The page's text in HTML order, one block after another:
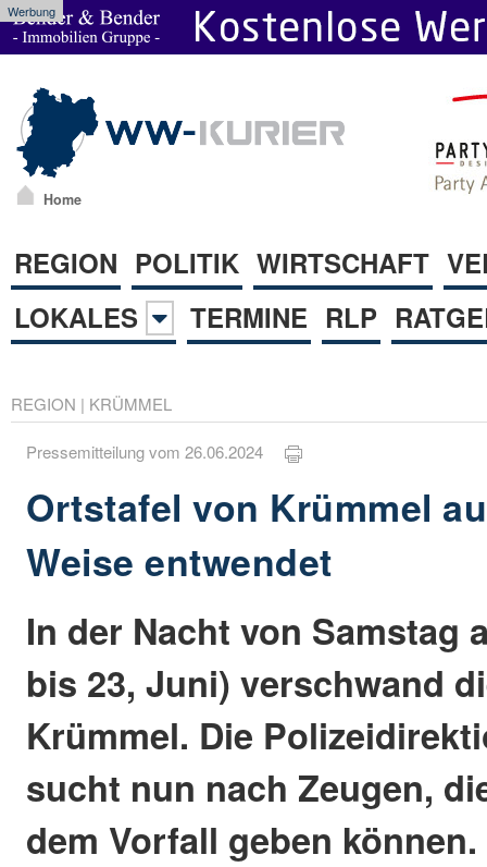
Werbung
Home
REGION POLITIK WIRTSCHAFT
LOKALES
TERMINE RLP
REGION | KRÜMMEL
Pressemitteilung vom 26.06.2024
Ortstafel von Krümmel
Weise entwendet
In der Nacht von Samstag
bis 23, Juni) verschwand
Krümmel. Die
sucht nun nach Zeugen,
dem Vorfall geben können.